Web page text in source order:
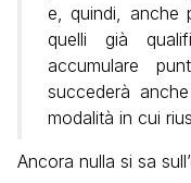
e, quindi, anche
quelli già
accumulare
succederà
modalità in cui
Ancora nulla si sa